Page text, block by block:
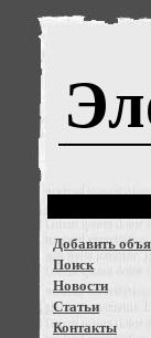
Добавить
Поиск
Новости
Статьи
Контакты